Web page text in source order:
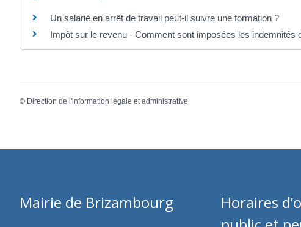
Un salarié en arrêt de travail peut-il suivre une formation ?
Impôt sur le revenu - Comment sont imposées les indemnités
© Direction de l'information légale et administrative
Mairie de Brizambourg
Horaires